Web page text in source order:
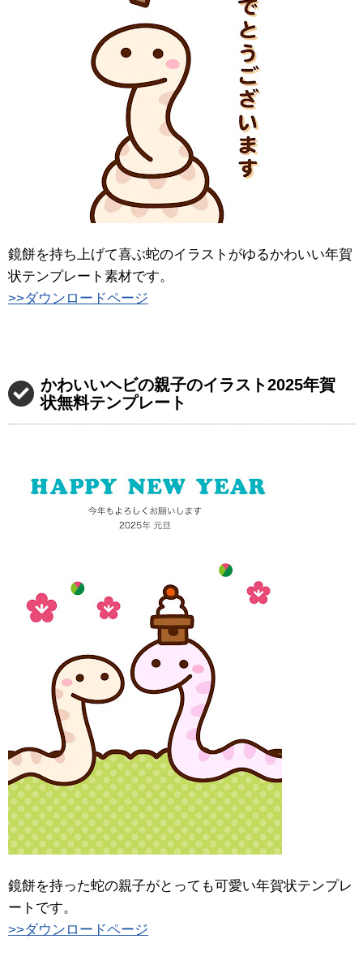
鏡餅を持ち上げて喜ぶ蛇のイラストがゆるかわいい年賀
状テンプレート素材です。
>>ダウンロードページ
かわいいヘビの親子のイラスト2025年賀
状無料テンプレート
鏡餅を持った蛇の親子がとっても可愛い年賀状テンプレ
ートです。
>>ダウンロードページ